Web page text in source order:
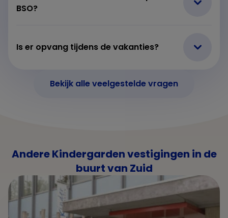
BSO?
Is er opvang tijdens de vakanties?
Bekijk alle veelgestelde vragen
Andere Kindergarden vestigingen in de
buurt van Zuid